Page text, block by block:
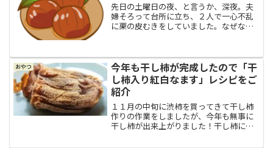
先日の土曜日の夜、と言うか、深夜。夫
婦そろって台所に立ち、２人で一心不乱
に栗の皮むきをしていました。なぜな
栗の専門店で瓶詰で買ったこがあり、そ
れはとても美味しかったので...
おやつ
今年も干し柿が完成したので「干
し柿入り紅白なます」レシピをご
紹介
１１月の中旬に渋柿を買ってきて干し柿
作りの作業をしましたが、今年も無事に
干し柿が出来上がりました！干し柿に歯